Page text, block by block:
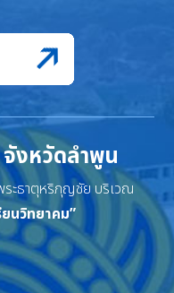
งหวัดลำพูน
ะธาตุหริภุญชัย บริเวณ
ยนวิทยาคม”